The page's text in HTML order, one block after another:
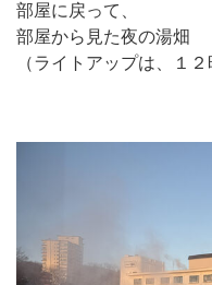
部屋に戻って、
部屋から見た夜の湯畑
（ライトアップは、１